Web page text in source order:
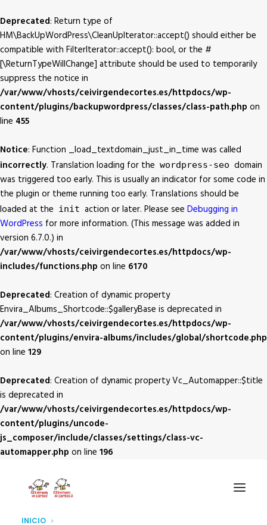
Deprecated: Return type of
HM\BackUpWordPress\CleanUpIterator::accept() should either be
compatible with FilterIterator::accept(): bool, or the #
[\ReturnTypeWillChange] attribute should be used to temporarily
suppress the notice in
/var/www/vhosts/ceivirgendecortes.es/httpdocs/wp-
content/plugins/backupwordpress/classes/class-path.php on
line 455
Notice: Function _load_textdomain_just_in_time was called
incorrectly. Translation loading for the wordpress-seo domain
was triggered too early. This is usually an indicator for some code in
the plugin or theme running too early. Translations should be
loaded at the init action or later. Please see Debugging in
WordPress for more information. (This message was added in
version 6.7.0.) in
/var/www/vhosts/ceivirgendecortes.es/httpdocs/wp-
includes/functions.php on line 6170
Deprecated: Creation of dynamic property
Envira_Albums_Shortcode::$galleryBase is deprecated in
/var/www/vhosts/ceivirgendecortes.es/httpdocs/wp-
content/plugins/envira-albums/includes/global/shortcode.php
on line 129
Deprecated: Creation of dynamic property Vc_Automapper::$title
is deprecated in
/var/www/vhosts/ceivirgendecortes.es/httpdocs/wp-
content/plugins/uncode-
js_composer/include/classes/settings/class-vc-
automapper.php on line 196
INICIO